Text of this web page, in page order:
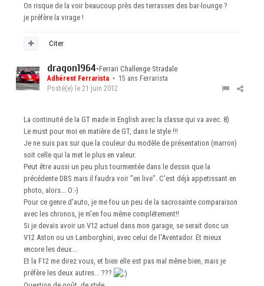
On risque de la voir beaucoup près des terrasses des bar-lounge ?
je préfère la virage !
Citer
dragon1964•Ferrari Challenge Stradale
Adhérent Ferrarista • 15 ans Ferrarista
Posté(e) le 21 juin 2012
La continuité de la GT made in English avec la classe qui va avec. 8)
Le must pour moi en matière de GT, dans le style !!!
Je ne suis pas sur que la couleur du modèle de présentation (marron)
soit celle qui la met le plus en valeur.
Peut être aussi un peu plus tourmentée dans le dessin que la
précédente DBS mais il faudra voir "en live". C'est déjà appetissant en
photo, alors... O:-)
Pour ce genre d'auto, je me fou un peu de la sacrosainte comparaison
avec les chronos, je m'en fou même complétement!!
Si je devais avoir un V12 actuel dans mon garage, se serait donc un
V12 Aston ou un Lamborghini, avec celui de l'Aventador. Et mieux
encore les deux...
Et la F12 me direz vous, et bien elle est pas mal même bien, mais je
préfère les deux autres... ???